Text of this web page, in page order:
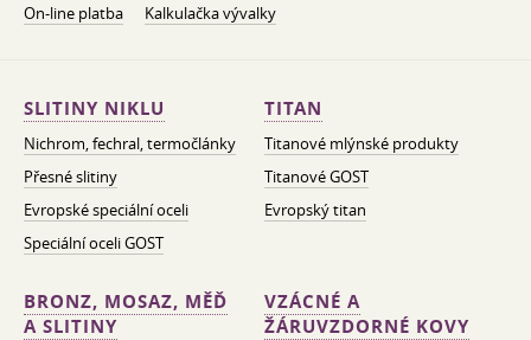
On-line platba
Kalkulačka vývalky
SLITINY NIKLU
Nichrom, fechral, termočlánky
Přesné slitiny
Evropské speciální oceli
Speciální oceli GOST
TITAN
Titanové mlýnské produkty
Titanové GOST
Evropský titan
BRONZ, MOSAZ, MĚĎ
A SLITINY
VZÁCNÉ A
ŽÁRUVZDORNÉ KOVY